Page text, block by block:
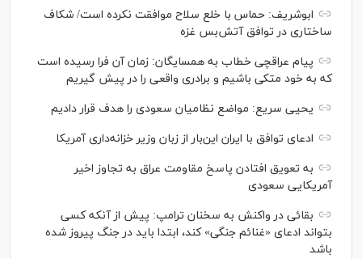
ابوشریف: حماس با خلع سلاح موافقت نکرده است/ شکاف
ساختاری در توافق آتش‌‎بس غزه
پیام عراقچی خطاب به همسایگان: زمان آن فرا رسیده است
که به خود متکی باشیم و برادری واقعی را در پیش گیریم
یحیی سریع: مواضع نظامیان سعودی را هدف قرار دادیم
ادعای توافق با ایران این‌بار از زبان وزیر خزانه‌داری آمریکا
به تعویق افتادن پاسخ مقاومت عراق به تجاوز اخیر
آمریکایی سعودی
بقائی در واکنش به سخنان ترامپ: پیش از آنکه کسی
بتواند ادعای «غنائم جنگی» کند، ابتدا باید در جنگ پیروز شده
باشد